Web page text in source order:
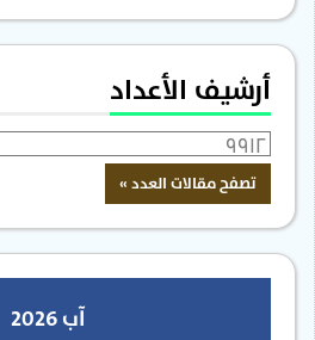
أرشيف الأعداد
آب 2026